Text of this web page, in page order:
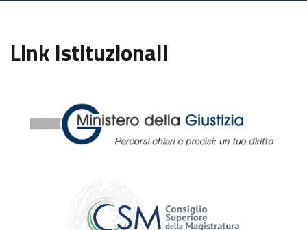
Link Istituzionali